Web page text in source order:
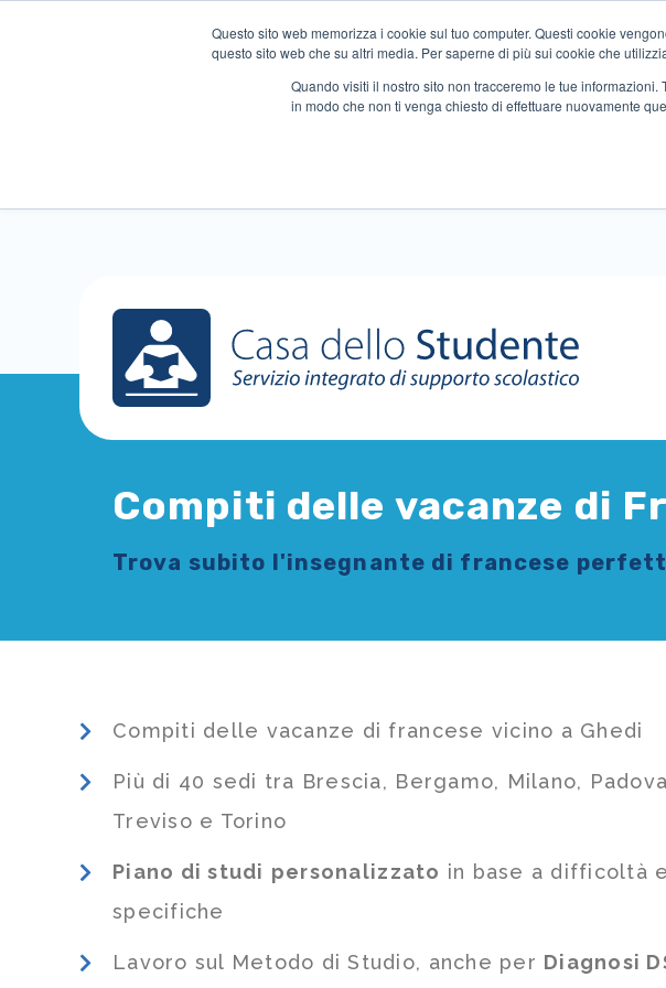
Questo sito web memorizza i cookie sul tuo computer. Questi cookie
questo sito web che su altri media. Per saperne di più sui cookie che
Quando visiti il ​​nostro sito non tracceremo le tue
in modo che non ti venga chiesto di effettuare nuovamente
Compiti delle vacanze di
Trova subito l'insegnante di francese
Compiti delle vacanze di francese vicino a Ghedi
Più di 40 sedi tra Brescia, Bergamo, Milano,
Treviso e Torino
Piano di studi personalizzato in base a difficoltà
specifiche
Lavoro sul Metodo di Studio, anche per Diagnosi